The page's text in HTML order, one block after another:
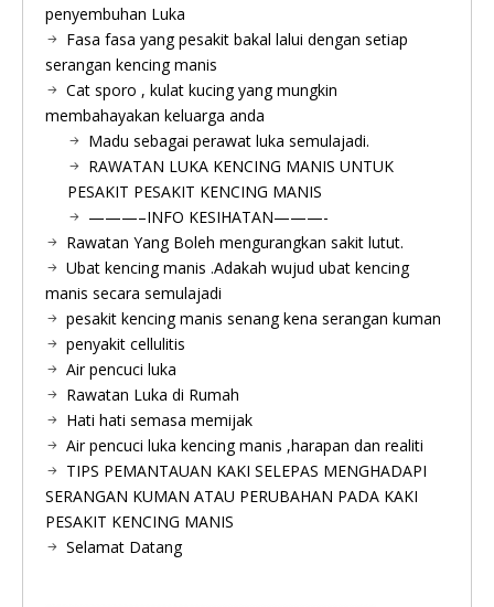
penyembuhan Luka
Fasa fasa yang pesakit bakal lalui dengan setiap
serangan kencing manis
Cat sporo , kulat kucing yang mungkin
membahayakan keluarga anda
Madu sebagai perawat luka semulajadi.
RAWATAN LUKA KENCING MANIS UNTUK
PESAKIT PESAKIT KENCING MANIS
———–INFO KESIHATAN———-
Rawatan Yang Boleh mengurangkan sakit lutut.
Ubat kencing manis .Adakah wujud ubat kencing
manis secara semulajadi
pesakit kencing manis senang kena serangan kuman
penyakit cellulitis
Air pencuci luka
Rawatan Luka di Rumah
Hati hati semasa memijak
Air pencuci luka kencing manis ,harapan dan realiti
TIPS PEMANTAUAN KAKI SELEPAS MENGHADAPI
SERANGAN KUMAN ATAU PERUBAHAN PADA KAKI
PESAKIT KENCING MANIS
Selamat Datang